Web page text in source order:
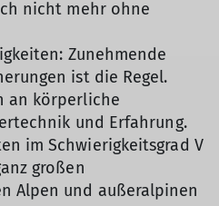
nicht mehr ohne
Zunehmende
ist die Regel.
an körperliche
und Erfahrung.
im Schwierigkeitsgrad V
großen
Alpen und außeralpinen